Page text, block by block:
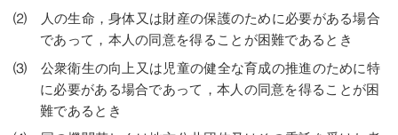
⑵ 人の生命，身体又は財産の保護のために必要がある場合
であって，本人の同意を得ることが困難であるとき
⑶ 公衆衛生の向上又は児童の健全な育成の推進のために特
に必要がある場合であって，本人の同意を得ることが困
難であるとき